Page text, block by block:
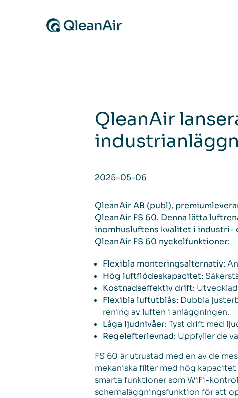
QleanAir
2025-05-06
QleanAir AB (publ),
QleanAir FS 60. Denna lätta
inomhusluftens kvalitet i industri-
QleanAir FS 60 nyckelfunktioner:
Flexibla monteringsalternativ:
Hög luftflödeskapacitet:
Kostnadseffektiv drift:
Flexibla luftutblås: Dubbla
rening av luften i anläggningen.
Låga ljudnivåer: Tyst drift med
Regelefterlevnad: Uppfyller de
FS 60 är utrustad med en av de
mekaniska filter med hög
smarta funktioner som WiFi-
schemaläggningsfunktion för att